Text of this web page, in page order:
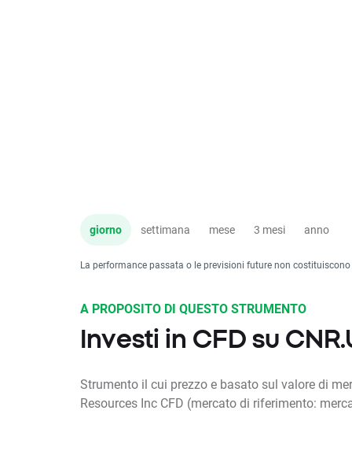
giorno settimana mese 3 mesi anno
La performance passata o le previsioni future non
A PROPOSITO DI QUESTO STRUMENTO
Investi in CFD su
Strumento il cui prezzo e basato sul valore di
Resources Inc CFD (mercato di riferimento: